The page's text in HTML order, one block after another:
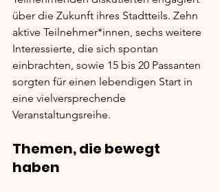
über die Zukunft ihres Stadtteils. Zehn
aktive Teilnehmer*innen, sechs weitere
Interessierte, die sich spontan
einbrachten, sowie 15 bis 20 Passanten
sorgten für einen lebendigen Start in
eine vielversprechende
Veranstaltungsreihe.
Themen, die bewegt
haben